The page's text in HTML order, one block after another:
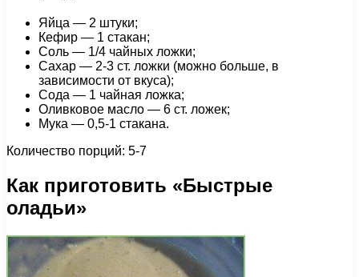
Яйца — 2 штуки;
Кефир — 1 стакан;
Соль — 1/4 чайных ложки;
Сахар — 2-3 ст. ложки (можно больше, в
зависимости от вкуса);
Сода — 1 чайная ложка;
Оливковое масло — 6 ст. ложек;
Мука — 0,5-1 стакана.
Количество порций: 5-7
Как приготовить «Быстрые
оладьи»